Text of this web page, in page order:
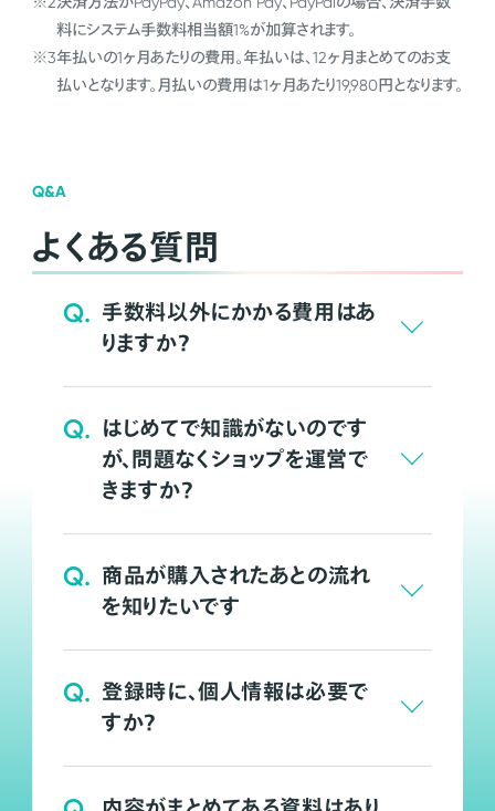
料にシステム手数料相当額1%が加算されます。
※3年払いの1ヶ月あたりの費用。年払いは、12ヶ月まとめてのお支
払いとなります。月払いの費用は1ヶ月あたり19,980円となります。
Q&A
よくある質問
Q. 手数料以外にかかる費用はあ
りますか？
Q. はじめてで知識がないのです
が、問題なくショップを運営で
きますか？
Q. 商品が購入されたあとの流れ
を知りたいです
Q. 登録時に、個人情報は必要で
すか？